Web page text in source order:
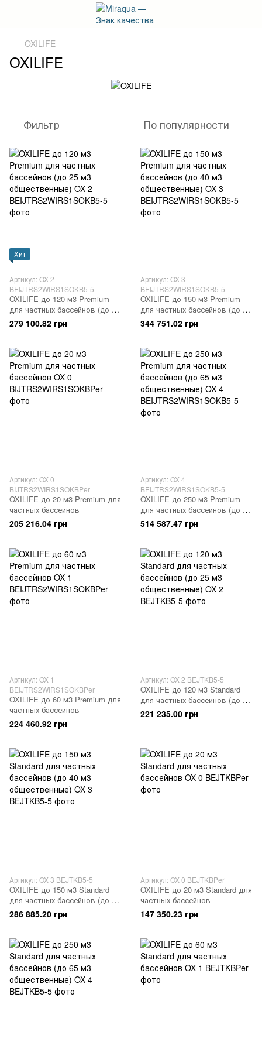
OXILIFE
OXILIFE
Фильтр По популярности
Хит
Артикул: OX 2
BEIJTRS2WIRS1SOKB5-5
OXILIFE до 120 м3 Premium
для частных бассейнов (до 25
м3 общественные)
279 100.82 грн
Артикул: OX 3
BEIJTRS2WIRS1SOKB5-5
OXILIFE до 150 м3 Premium
для частных бассейнов (до 40
м3 общественные)
344 751.02 грн
Артикул: OX 0
BIJTRS2WIRS1SOKBPer
OXILIFE до 20 м3 Premium для
частных бассейнов
205 216.04 грн
Артикул: OX 4
BEIJTRS2WIRS1SOKB5-5
OXILIFE до 250 м3 Premium
для частных бассейнов (до 65
м3 общественные)
514 587.47 грн
Артикул: OX 1
BEIJTRS2WIRS1SOKBPer
OXILIFE до 60 м3 Premium для
частных бассейнов
224 460.92 грн
Артикул: OX 2 BEJTKB5-5
OXILIFE до 120 м3 Standard
для частных бассейнов (до 25
м3 общественные)
221 235.00 грн
Артикул: OX 3 BEJTKB5-5
OXILIFE до 150 м3 Standard
для частных бассейнов (до 40
м3 общественные)
286 885.20 грн
Артикул: OX 0 BEJTKBPer
OXILIFE до 20 м3 Standard для
частных бассейнов
147 350.23 грн